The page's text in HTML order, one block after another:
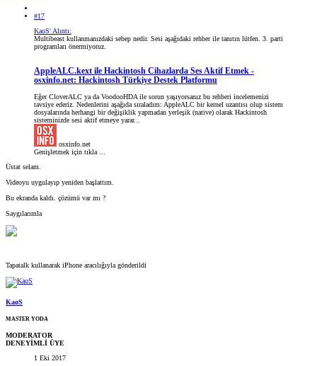
#17
KaoS' Alıntı:
Multibeast kullanmanızdaki sebep nedir. Sesi aşağıdaki rehber ile tanıtın lütfen. 3. parti
programları önermiyoruz.
AppleALC.kext ile Hackintosh Cihazlarda Ses Aktif Etmek -
osxinfo.net: Hackintosh Türkiye Destek Platformu
Eğer CloverALC ya da VoodooHDA ile sorun yaşıyorsanız bu rehberi incelemenizi
tavsiye ederiz. Nedenlerini aşağıda sıraladım: AppleALC bir kernel uzantısı olup sistem
dosyalarında herhangi bir değişiklik yapmadan yerleşik (native) olarak Hackintosh
sisteminizde sesi aktif etmeye yarar...
osxinfo.net
Genişletmek için tıkla ...
Üstat selam.
Videoyu uygulayıp yeniden başlattım.
Bu ekranda kaldı. çözümü var mı ?
Saygılarımla
Tapatalk kullanarak iPhone aracılığıyla gönderildi
KaoS
MASTER YODA
MODERATOR
DENEYİMLİ ÜYE
1 Eki 2017